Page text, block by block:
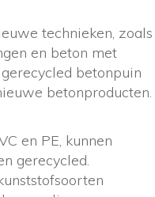
technieken, zoals
en beton met
betonpuin
betonproducten.
en PE, kunnen
gerecycled.